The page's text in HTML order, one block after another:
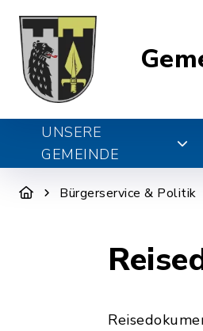
UNSERE
GEMEINDE
Bürgerservice & Politik